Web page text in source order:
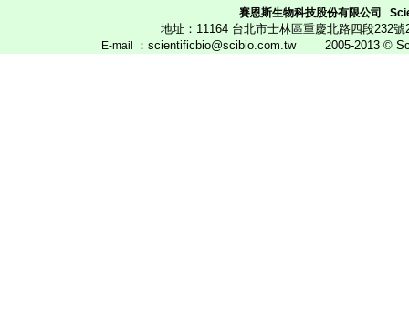
賽恩斯生物科技股份有限公司
地址：11164 台北市士林區重慶北路四段
E-mail ：scientificbio@scibio.com.tw 2005-2013 ©